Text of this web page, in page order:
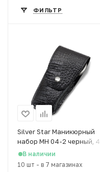
ФИЛЬТР
Silver Star Маникюрный
набор МН 04-2 черный, 4
предмета, на кнопке
В наличии
10 шт - в 7 магазинах